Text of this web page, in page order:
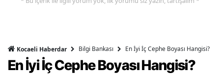
Kocaeli Haberdar Bilgi Bankası En İyi İç Cephe Boyası Hangisi?
En İyi İç Cephe Boyası Hangisi?